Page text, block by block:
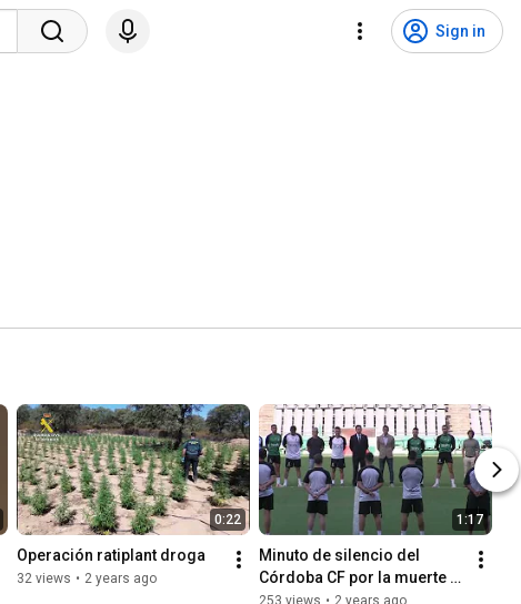
Sign in
0:22
Operación ratiplant droga
32 views • 2 years ago
1:17
Minuto de silencio del
Córdoba CF por la muerte
de Álvaro Prieto
253 views • 2 years ago